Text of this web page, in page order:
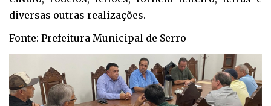
diversas outras realizações.
Fonte: Prefeitura Municipal de Serro